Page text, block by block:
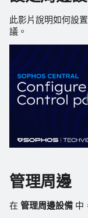
此影片說明如何設
議。
管理周邊
在 管理周邊設備 中